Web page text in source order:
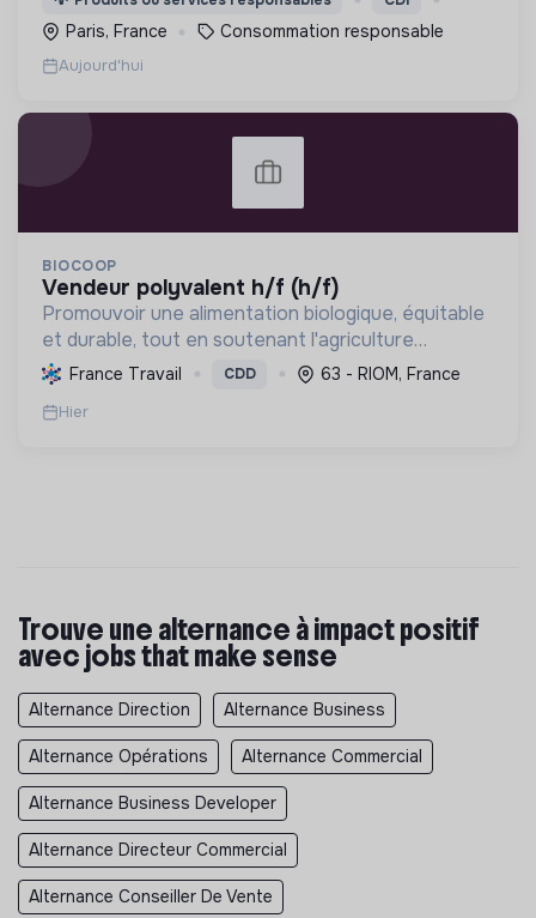
Paris, France Consommation responsable
Aujourd'hui
BIOCOOP
vendeur polyvalent h/f (h/f)
Promouvoir une alimentation biologique, équitable
et durable, tout en soutenant l'agriculture
paysanne, en réduisant les déchets et en agissant
pour une société plus juste et solidaire.
France Travail CDD 63 - RIOM, France
Hier
Trouve une alternance à impact positif
avec jobs that make sense
Alternance Direction Alternance Business
Alternance Opérations Alternance Commercial
Alternance Business Developer
Alternance Directeur Commercial
Alternance Conseiller De Vente